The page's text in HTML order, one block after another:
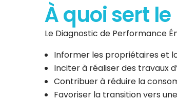
À quoi sert le
Le Diagnostic de Performance
Informer les propriétaires et
Inciter à réaliser des travaux
Contribuer à réduire la
Favoriser la transition vers